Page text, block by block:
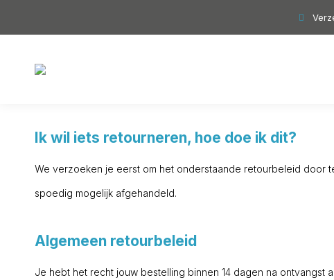
Ik wil iets retourneren, hoe doe ik dit?
We verzoeken je eerst om het onderstaande retourbeleid door
spoedig mogelijk afgehandeld.
Algemeen retourbeleid
Je hebt het recht jouw bestelling binnen 14 dagen na